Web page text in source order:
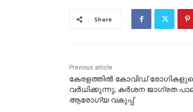
Share
Previous article
കേരളത്തിൽ കോവിഡ്
വർധിക്കുന്നു; കർശന ജാഗ്രത
ആരോഗ്യ വകുപ്പ്